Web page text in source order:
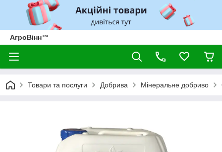
АгроВінн™
Товари та послуги Добрива Мінеральне добриво